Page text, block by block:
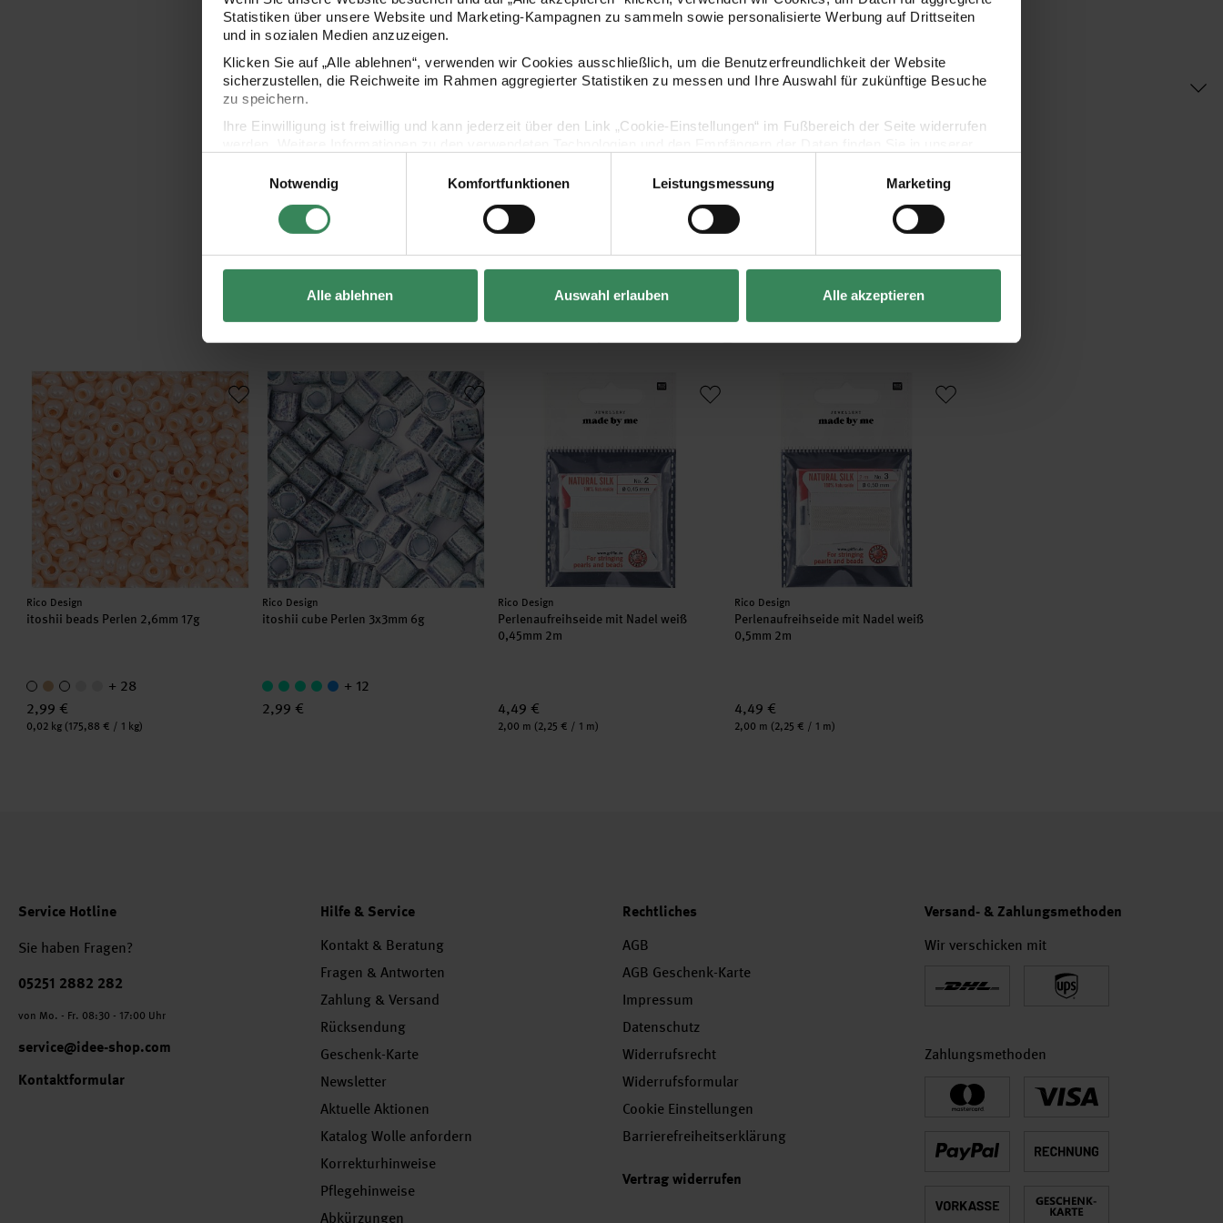
Statistiken über unsere Website und Marketing-Kampagnen zu sammeln sowie personalisierte Werbung auf Drittseiten
und in sozialen Medien anzuzeigen.
Klicken Sie auf „Alle ablehnen“, verwenden wir Cookies ausschließlich, um die Benutzerfreundlichkeit der Website
sicherzustellen, die Reichweite im Rahmen aggregierter Statistiken zu messen und Ihre Auswahl für zukünftige Besuche
zu speichern.
Ihre Einwilligung ist freiwillig und kann jederzeit über den Link „Cookie-Einstellungen“ im Fußbereich der Seite widerrufen
Impressum
Datenschutz Vertrag widerrufen
Notwendig
Komfortfunktionen Leistungsmessung Marketing
Alle ablehnen Auswahl erlauben Alle akzeptieren
Hersteller
Kaufempfehlung
itoshii beads Perlen 2,6mm 17g
Hersteller:
Rico Design
itoshii beads Perlen 2,6mm 17g
+ 28
2,99 €
Inhalt:
0,02 kg (175,88 € / 1 kg)
itoshii cube Perlen 3x3mm 6g
Hersteller:
Rico Design
itoshii cube Perlen 3x3mm 6g
+ 12
2,99 €
Perlenaufreihseide mit Nadel weiß 0,45mm 2m
Hersteller:
Rico Design
Perlenaufreihseide mit Nadel weiß
0,45mm 2m
4,49 €
Inhalt:
2,00 m (2,25 € / 1 m)
Perlenaufreihseide mit Nadel weiß 0,5mm 2m
Hersteller:
Rico Design
Perlenaufreihseide mit Nadel weiß
0,5mm 2m
4,49 €
Inhalt:
2,00 m (2,25 € / 1 m)
Service Hotline
Sie haben Fragen?
Telefonnummer
05251 2882 282
von Mo. - Fr. 08:30 - 17:00 Uhr
service@idee-shop.com
Kontaktformular
Hilfe & Service
Kontakt & Beratung
Fragen & Antworten
Zahlung & Versand
Rücksendung
Geschenk-Karte
Newsletter
Aktuelle Aktionen
Katalog Wolle anfordern
Korrekturhinweise
Pflegehinweise
Abkürzungen
Rechtliches
AGB
AGB Geschenk-Karte
Impressum
Datenschutz
Widerrufsrecht
Widerrufsformular
Cookie Einstellungen
Barrierefreiheitserklärung
Vertrag widerrufen
Versand- & Zahlungsmethoden
Wir verschicken mit
Zahlungsmethoden